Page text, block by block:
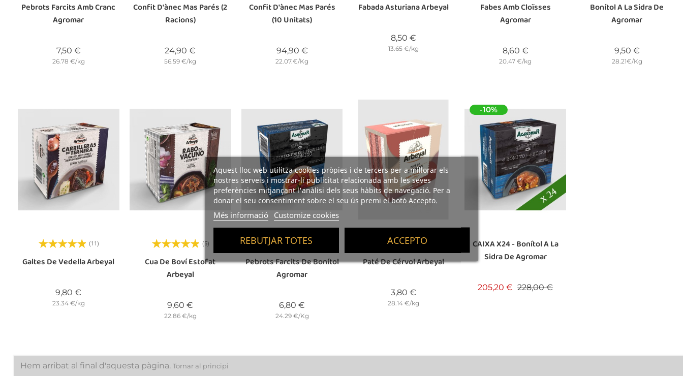
Aquest lloc web utilitza cookies pròpies i de tercers per a millorar els
nostres serveis i mostrar-li publicitat relacionada amb les seves
preferències mitjançant l'anàlisi dels seus hàbits de navegació. Per a
donar el seu consentiment sobre el seu ús premi el botó Accepto.
Més informació Customize cookies
REBUTJAR TOTES ACCEPTO
Pebrots Farcits Amb Cranc
Agromar
7,50 €Preu
26.78 €/kg
Confit D'ànec Mas Parés (2
Racions)
24,90 €
56.59 €/kg
Confit D'ànec Mas Parés
(10 Unitats)
94,90 €Preu
22.07.€/Kg
Fabada Asturiana Arbeyal
8,50 €
13.65 €/kg
Fabes Amb Cloïsses
Agromar
8,60 €Preu
20.47 €/kg
Bonítol A La Sidra De
Agromar
9,50 €Preu
28.21€/Kg
(11)
Galtes De Vedella Arbeyal
9,80 €
23.34 €/kg
(5)
Cua De Boví Estofat
Arbeyal
9,60 €
22.86 €/kg
Pebrots Farcits De Bonítol
Agromar
6,80 €
24.29 €/Kg
(1)
Paté De Cérvol Arbeyal
3,80 €
28.14 €/kg
-10%
CAIXA X24 - Bonítol A La
Sidra De Agromar
205,20 € Preu base
228,00 €Preu
Hem arribat al final d'aquesta pàgina. Tornar al principi